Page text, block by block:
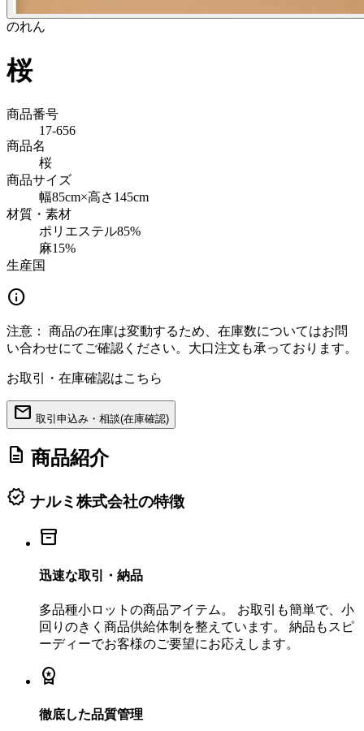
のれん
桜
商品番号
17-656
商品名
桜
商品サイズ
幅85cm×高さ145cm
材質・素材
ポリエステル85%
麻15%
生産国
info
注意：
商品の在庫は変動するため、在庫数についてはお問
い合わせにてご確認ください。大口注文も承っております。
お取引・在庫確認はこちら
mail 取引申込み・相談(在庫確認)
description 商品紹介
verified ナルミ株式会社の特徴
inventory_2
迅速な取引・納品
多品種小ロットの商品アイテム。 お取引も簡単で、小
回りのきく商品供給体制を整えています。 納品もスピ
ーディーでお客様のご要望にお応えします。
workspace_premium
徹底した品質管理